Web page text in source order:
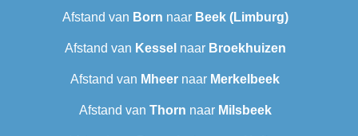
Afstand van Born naar Beek (Limburg)
Afstand van Kessel naar Broekhuizen
Afstand van Mheer naar Merkelbeek
Afstand van Thorn naar Milsbeek